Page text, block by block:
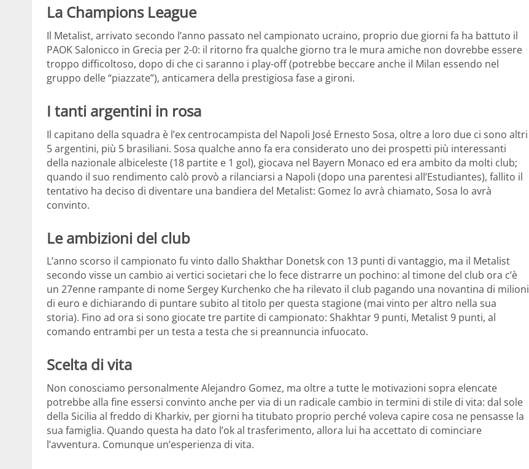
La Champions League
Il Metalist, arrivato secondo l’anno passato nel campionato ucraino, proprio due giorni fa ha battuto il
PAOK Salonicco in Grecia per 2-0: il ritorno fra qualche giorno tra le mura amiche non dovrebbe essere
troppo difficoltoso, dopo di che ci saranno i play-off (potrebbe beccare anche il Milan essendo nel
gruppo delle “piazzate”), anticamera della prestigiosa fase a gironi.
I tanti argentini in rosa
Il capitano della squadra è l’ex centrocampista del Napoli José Ernesto Sosa, oltre a loro due ci sono altri
5 argentini, più 5 brasiliani. Sosa qualche anno fa era considerato uno dei prospetti più interessanti
della nazionale albiceleste (18 partite e 1 gol), giocava nel Bayern Monaco ed era ambito da molti club;
quando il suo rendimento calò provò a rilanciarsi a Napoli (dopo una parentesi all’Estudiantes), fallito il
tentativo ha deciso di diventare una bandiera del Metalist: Gomez lo avrà chiamato, Sosa lo avrà
convinto.
Le ambizioni del club
L’anno scorso il campionato fu vinto dallo Shakthar Donetsk con 13 punti di vantaggio, ma il Metalist
secondo visse un cambio ai vertici societari che lo fece distrarre un pochino: al timone del club ora c’è
un 27enne rampante di nome Sergey Kurchenko che ha rilevato il club pagando una novantina di milioni
di euro e dichiarando di puntare subito al titolo per questa stagione (mai vinto per altro nella sua
storia). Fino ad ora si sono giocate tre partite di campionato: Shakhtar 9 punti, Metalist 9 punti, al
comando entrambi per un testa a testa che si preannuncia infuocato.
Scelta di vita
Non conosciamo personalmente Alejandro Gomez, ma oltre a tutte le motivazioni sopra elencate
potrebbe alla fine essersi convinto anche per via di un radicale cambio in termini di stile di vita: dal sole
della Sicilia al freddo di Kharkiv, per giorni ha titubato proprio perché voleva capire cosa ne pensasse la
sua famiglia. Quando questa ha dato l’ok al trasferimento, allora lui ha accettato di cominciare
l’avventura. Comunque un’esperienza di vita.